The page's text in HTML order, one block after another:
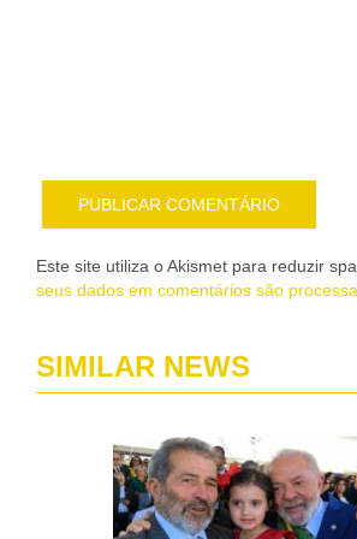
Este site utiliza o Akismet para reduzir
seus dados em comentários são
SIMILAR NEWS